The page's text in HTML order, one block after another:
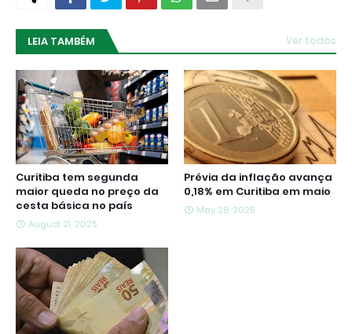
LEIA TAMBÉM Ver todos
Curitiba tem segunda
maior queda no preço da
cesta básica no país
August 21, 2025
Prévia da inflação avança
0,18% em Curitiba em maio
May 28, 2025